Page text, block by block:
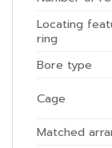
Locating
ring
Bore type
Cage
Matched